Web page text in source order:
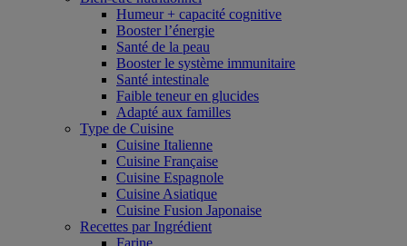
Humeur + capacité cognitive
Booster l’énergie
Santé de la peau
Booster le système immunitaire
Santé intestinale
Faible teneur en glucides
Adapté aux familles
Type de Cuisine
Cuisine Italienne
Cuisine Française
Cuisine Espagnole
Cuisine Asiatique
Cuisine Fusion Japonaise
Recettes par Ingrédient
Farine